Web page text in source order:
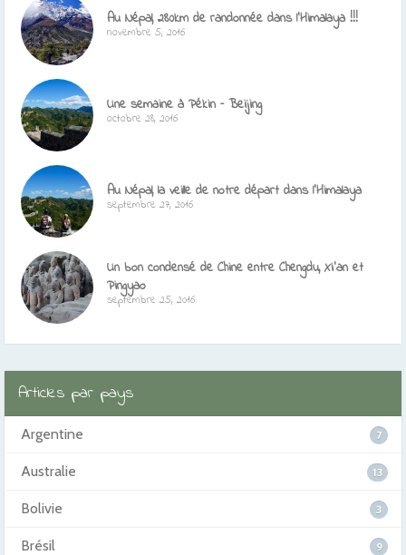
Au Népal, 280km de randonnée dans l’Himalaya !!!
novembre 5, 2016
Une semaine à Pékin – Beijing
octobre 28, 2016
Au Népal, la veille de notre départ dans l’Himalaya
septembre 27, 2016
Un bon condensé de Chine entre Chengdu, Xi’an et
Pingyao
septembre 25, 2016
Articles par pays
Argentine 7
Australie 13
Bolivie 3
Brésil 9